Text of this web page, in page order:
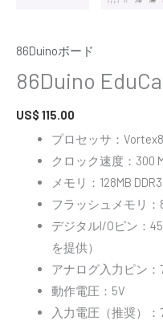
86Duinoボード
86Duino
US$ 115.00
プロセッサ：
クロック速度：300
メモリ：128MB DDR3
フラッシュメモリ：
デジタルI/Oピン：
を提供）
アナログ入力ピン：
動作電圧：5V
入力電圧（推奨）：